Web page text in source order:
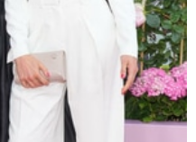
und Anzeigen zu
soziale Medien anbieten
unsere Website zu
Informationen zu Ihrer
unsere Partner für
Analysen weiter. Unsere